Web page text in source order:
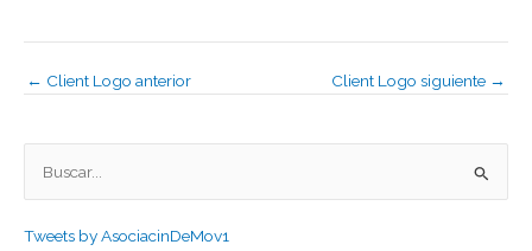
← Client Logo anterior Client Logo siguiente →
s
Tweets by AsociacinDeMov1